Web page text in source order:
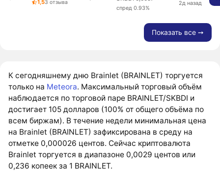
1,53 отзыва
спред 0.93%
2д назад
Показать все ➙
К сегодняшнему дню Brainlet (BRAINLET) торгуется
только на Meteora. Максимальный торговый объём
наблюдается по торговой паре BRAINLET/SKBDI и
достигает 105 долларов (100% от общего объёма по
всем биржам). В течение недели минимальная цена
на Brainlet (BRAINLET) зафиксирована в среду на
отметке 0,000026 центов. Сейчас криптовалюта
Brainlet торгуется в диапазоне 0,0029 центов или
0,236 копеек за 1 BRAINLET.